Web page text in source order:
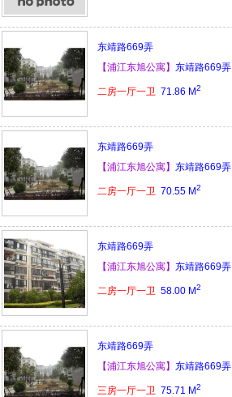
东靖路669弄
【浦江东旭公寓】 东靖路669弄
二房一厅一卫 71.86 M2
东靖路669弄
【浦江东旭公寓】 东靖路669弄
二房一厅一卫 70.55 M2
东靖路669弄
【浦江东旭公寓】 东靖路669弄
二房一厅一卫 58.00 M2
东靖路669弄
【浦江东旭公寓】 东靖路669弄
三房一厅一卫 75.71 M2